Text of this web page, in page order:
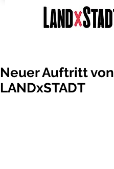
Neuer Auftritt von
LANDxSTADT